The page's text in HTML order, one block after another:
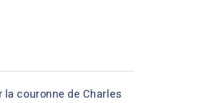
couronne de Charles